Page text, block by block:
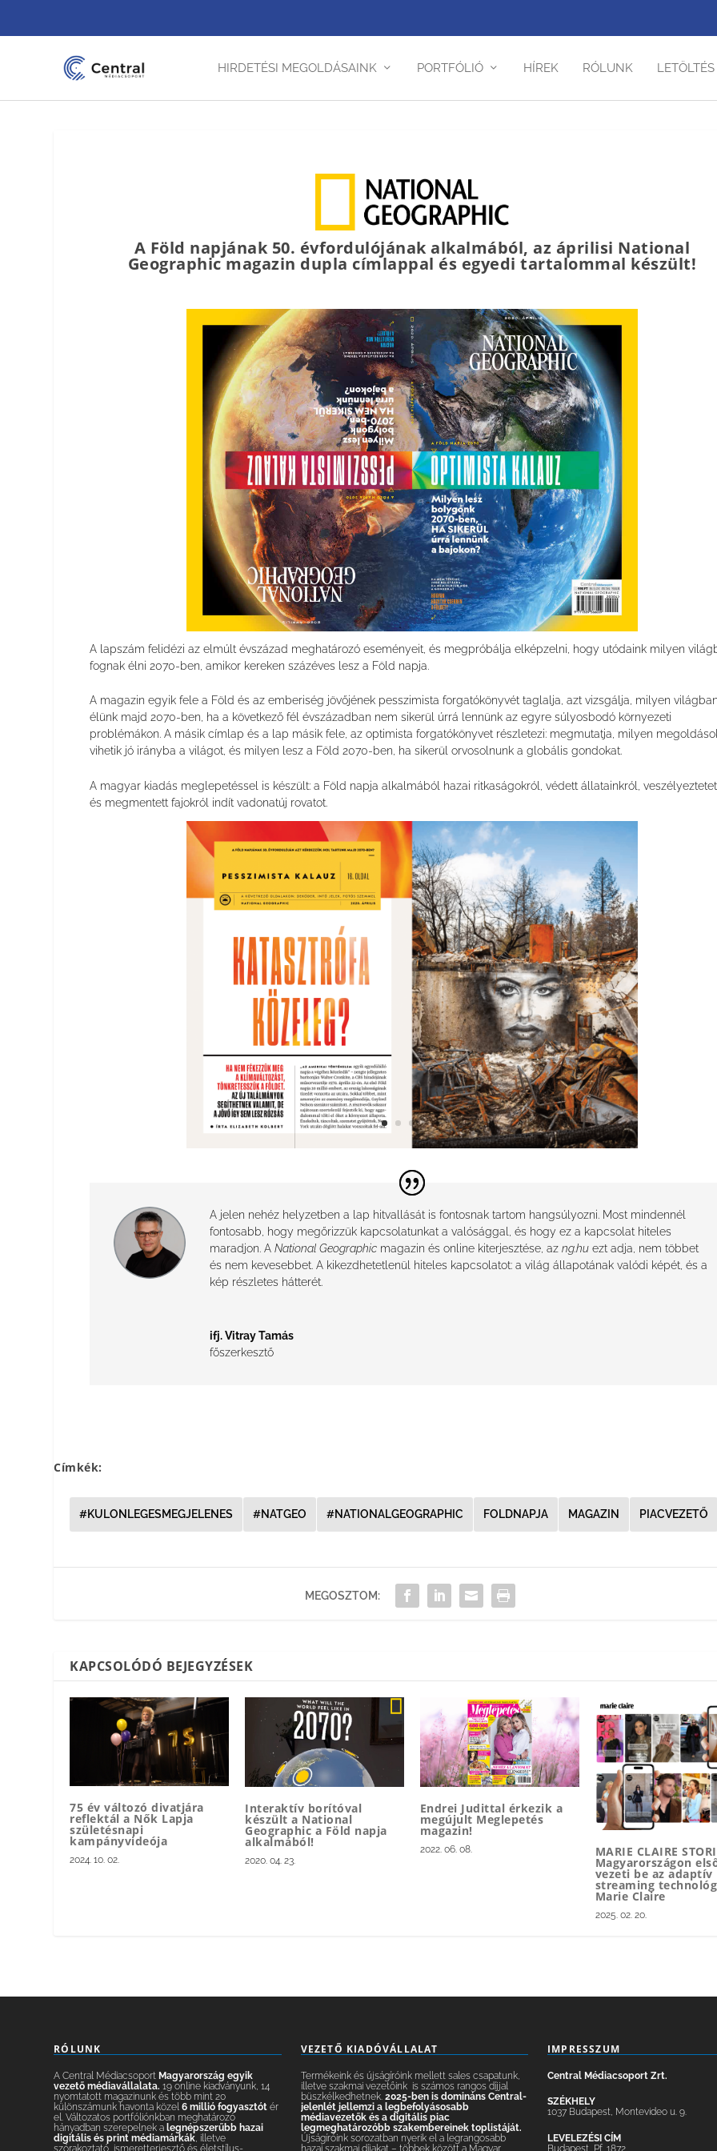
HIRDETÉSI MEGOLDÁSAINK PORTFÓLIÓ HÍREK RÓLUNK LETÖLTÉS
A Föld napjának 50. évfordulójának alkalmából, az áprilisi National
Geographic magazin dupla címlappal és egyedi tartalommal készült!
A lapszám felidézi az elmúlt évszázad meghatározó eseményeit, és megpróbálja elképzelni, hogy utódaink milyen
fognak élni 2070-ben, amikor kereken százéves lesz a Föld napja.
A magazin egyik fele a Föld és az emberiség jövőjének pesszimista forgatókönyvét taglalja, azt vizsgálja, milyen
élünk majd 2070-ben, ha a következő fél évszázadban nem sikerül úrrá lennünk az egyre súlyosbodó környezeti
problémákon. A másik címlap és a lap másik fele, az optimista forgatókönyvet részletezi: megmutatja, milyen
vihetik jó irányba a világot, és milyen lesz a Föld 2070-ben, ha sikerül orvosolnunk a globális gondokat.
A magyar kiadás meglepetéssel is készült: a Föld napja alkalmából hazai ritkaságokról, védett állatainkról,
és megmentett fajokról indít vadonatúj rovatot.
A jelen nehéz helyzetben a lap hitvallását is fontosnak tartom hangsúlyozni. Most mindennél
fontosabb, hogy megőrizzük kapcsolatunkat a valósággal, és hogy ez a kapcsolat hiteles
maradjon. A National Geographic magazin és online kiterjesztése, az ng.hu ezt adja, nem többet
és nem kevesebbet. A kikezdhetetlenül hiteles kapcsolatot: a világ állapotának valódi képét, és a
kép részletes hátterét.
ifj. Vitray Tamás
főszerkesztő
Címkék:
#KULONLEGESMEGJELENES #NATGEO #NATIONALGEOGRAPHIC FOLDNAPJA MAGAZIN PIACVEZETŐ
MEGOSZTOM:
KAPCSOLÓDÓ BEJEGYZÉSEK
75 év változó divatjára
reflektál a Nők Lapja
születésnapi
kampányvideója
2024. 10. 02.
Interaktív borítóval
készült a National
Geographic a Föld napja
alkalmából!
2020. 04. 23.
Endrei Judittal érkezik a
megújult Meglepetés
magazin!
2022. 06. 08. MARIE CLAIRE
Magyarországon
vezeti be az adaptív
streaming
Marie Claire
2025. 02. 20.
RÓLUNK
A Central Médiacsoport Magyarország egyik
vezető médiavállalata. 19 online kiadványunk, 14
nyomtatott magazinunk és több mint 20
különszámunk havonta közel6 millió fogyasztót ér
el. Változatos portfóliónkban meghatározó
hányadban szerepelnek alegnépszerűbb hazai
digitális és print médiamárkák, illetve
VEZETŐ KIADÓVÁLLALAT
Termékeink és újságíróink mellett sales csapatunk,
illetve szakmai vezetőink is számos rangos díjjal
büszkélkedhetnek. 2025-ben is domináns Central-
jelenlét jellemzi a legbefolyásosabb
médiavezetők és a digitális piac
legmeghatározóbb szakembereinek toplistáját.
Újságíróink sorozatban nyerik el a legrangosabb
IMPRESSZUM
Central Médiacsoport Zrt.
SZÉKHELY
1037 Budapest, Montevideo u. 9.
LEVELEZÉSI CÍM
Budapest, Pf. 1872.